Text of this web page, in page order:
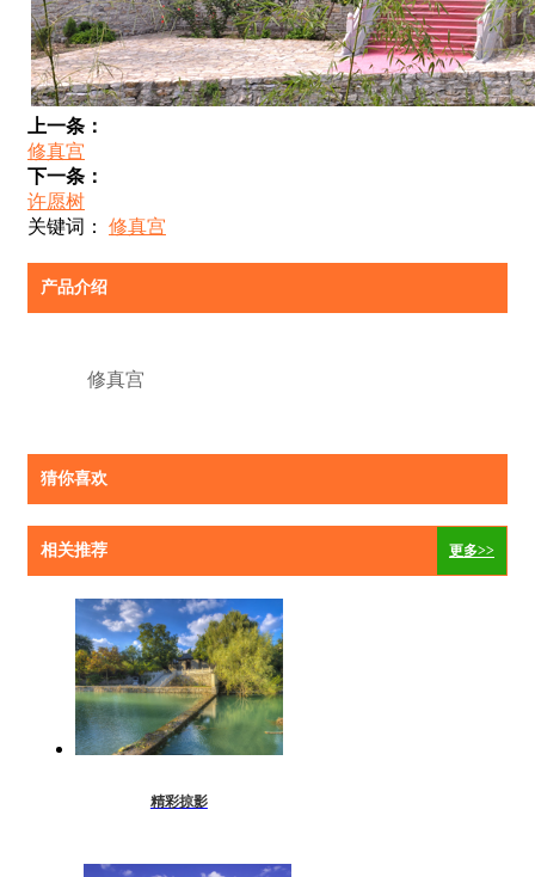
上一条：
修真宫
下一条：
许愿树
关键词： 修真宫
产品介绍
修真宫
猜你喜欢
相关推荐 更多>>
精彩掠影